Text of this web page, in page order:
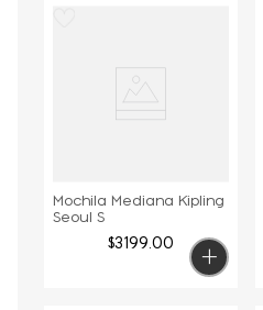
Mochila Mediana Kipling
Seoul S
$3199.00